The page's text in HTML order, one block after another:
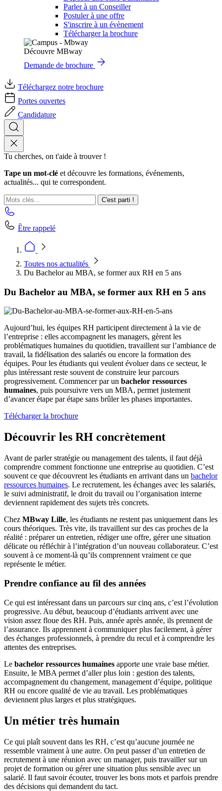
Parler à un Conseiller
Postuler à une offre
S'inscrire à un évènement
Télécharger la brochure
Découvre MBway
Demande de brochure
Téléchargez notre brochure
Portes ouvertes
Candidature
Tu cherches, on t'aide à trouver !
Tape un mot-clé et découvre les formations, événements,
actualités... qui te correspondent.
C'est parti !
Être rappelé
Toutes nos actualités
Du Bachelor au MBA, se former aux RH en 5 ans
Du Bachelor au MBA, se former aux RH en 5 ans
Aujourd’hui, les équipes RH participent directement à la vie de
l’entreprise : elles accompagnent les managers, gèrent les
problématiques humaines du quotidien, travaillent sur l’ambiance de
travail, la fidélisation des salariés ou encore la formation des
équipes. Pour les étudiants qui veulent évoluer dans ce secteur, le
plus intéressant reste souvent de construire leur parcours
progressivement. Commencer par un bachelor ressources
humaines, puis poursuivre vers un MBA, permet justement
d’avancer étape par étape sans brûler les phases importantes.
Télécharger la brochure
Découvrir les RH concrètement
Avant de parler stratégie ou management des talents, il faut déjà
comprendre comment fonctionne une entreprise au quotidien. C’est
souvent ce que découvrent les étudiants en arrivant dans un bachelor
ressources humaines. Le recrutement, les échanges avec les salariés,
le suivi administratif, le droit du travail ou l’organisation interne
deviennent rapidement des sujets très concrets.
Chez MBway Lille, les étudiants ne restent pas uniquement dans les
cours théoriques. Très vite, ils travaillent sur des cas proches de la
réalité : préparer un entretien, rédiger une offre, gérer une situation
délicate ou réfléchir à l’intégration d’un nouveau collaborateur. C’est
souvent à ce moment-là qu’ils comprennent vraiment ce que
représente le métier.
Prendre confiance au fil des années
Ce qui est intéressant dans un parcours sur cinq ans, c’est l’évolution
progressive. Au début, beaucoup d’étudiants arrivent avec une
vision assez floue des RH. Puis, année après année, ils prennent de
l’assurance. Ils apprennent à communiquer plus facilement, à gérer
des échanges professionnels, à prendre du recul et à comprendre les
attentes des entreprises.
Le bachelor ressources humaines apporte une vraie base métier.
Ensuite, le MBA permet d’aller plus loin : gestion des talents,
accompagnement du changement, management d’équipe, politique
RH ou encore qualité de vie au travail. Les problématiques
deviennent plus larges et plus stratégiques.
Un métier très humain
Ce qui plaît souvent dans les RH, c’est qu’aucune journée ne
ressemble vraiment à une autre. On peut passer d’un entretien de
recrutement à une réunion avec un manager, puis travailler sur un
projet de formation ou gérer une situation plus sensible avec un
salarié. Il faut savoir écouter, trouver les bons mots et parfois prendre
des décisions qui demandent du tact.